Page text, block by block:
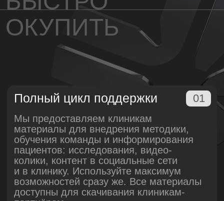
Имеются противопоказания.
Необходима консультация специалиста.
Применение медицинского изделия
осуществляется по инструкции.